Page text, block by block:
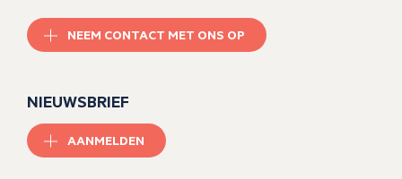
NEEM CONTACT MET ONS OP
NIEUWSBRIEF
AANMELDEN